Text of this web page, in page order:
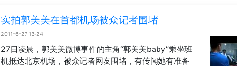
实拍郭美美在首都机场被众记者围堵
2011-6-27 13:24
27日凌晨，郭美美微博事件的主角“郭美美baby”乘坐班
机抵达北京机场，被众记者网友围堵，有传闻她有准备